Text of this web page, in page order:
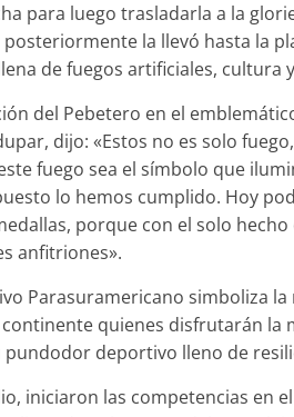
para luego trasladarla a la
la llevó hasta la
de fuegos artificiales, cultura
del Pebetero en el
dijo: «Estos no es solo
fuego sea el símbolo que
lo hemos cumplido. Hoy
porque con el solo
anfitriones».
Parasuramericano simboliza
continente quienes disfrutarán
deportivo lleno de
iniciaron las competencias en